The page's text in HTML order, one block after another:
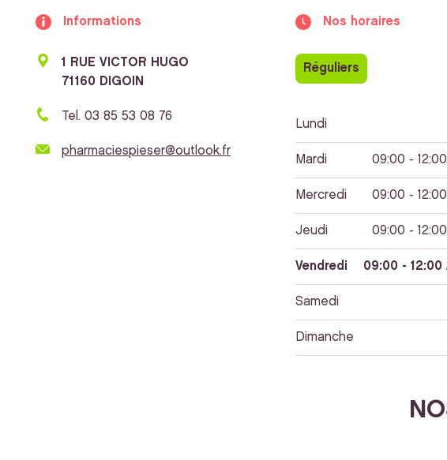
Informations
1 RUE VICTOR HUGO
71160 DIGOIN
Tel. 03 85 53 08 76
pharmaciespieser@outlook.fr
Nos horaires
Réguliers
Lundi
Mardi 09:00 -
Mercredi 09:00 -
Jeudi 09:00 -
Vendredi 09:00 - 12:00
Samedi
Dimanche